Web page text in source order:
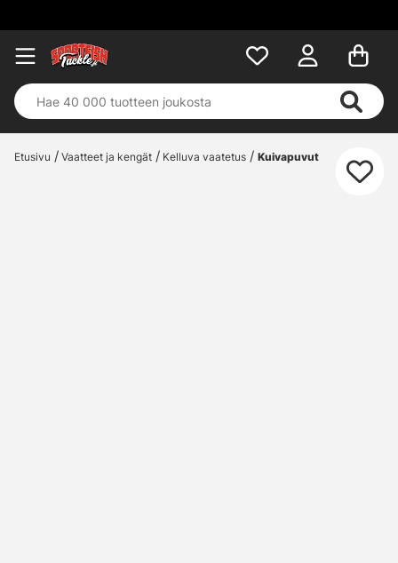
Etusivu Vaatteet ja kengät Kelluva vaatetus Kuivapuvut